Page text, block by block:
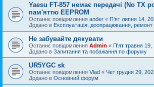
Yaesu FT-857 немає передачі (No TX
пам'яттю EEPROM
Останнє повідомлення ander « П'ят липня 14,
Додано в Експлуатація, доопрацювання, ремонт
Не забувайте дякувати
Останнє повідомлення Admin « П'ят травня 19,
Додано в Запитання та побажання по форуму
UR5YGC sk
Останнє повідомлення Vlad « Чет грудня 29,
Додано в Основний форум